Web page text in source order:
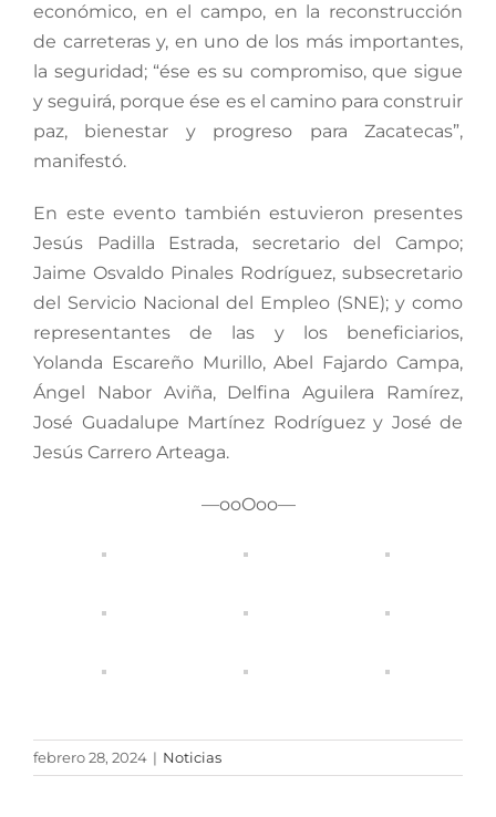
económico, en el campo, en la reconstrucción
de carreteras y, en uno de los más importantes,
la seguridad; “ése es su compromiso, que sigue
y seguirá, porque ése es el camino para construir
paz, bienestar y progreso para Zacatecas”,
manifestó.
En este evento también estuvieron presentes
Jesús Padilla Estrada, secretario del Campo;
Jaime Osvaldo Pinales Rodríguez, subsecretario
del Servicio Nacional del Empleo (SNE); y como
representantes de las y los beneficiarios,
Yolanda Escareño Murillo, Abel Fajardo Campa,
Ángel Nabor Aviña, Delfina Aguilera Ramírez,
José Guadalupe Martínez Rodríguez y José de
Jesús Carrero Arteaga.
—ooOoo—
febrero 28, 2024 | Noticias